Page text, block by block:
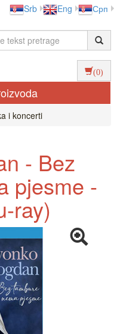
Srb Eng Срп
(0)
i koncerti
- Bez
pjesme -
ray)